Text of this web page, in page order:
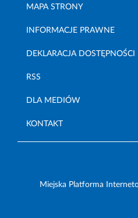
MAPA STRONY
INFORMACJE PRAWNE
DEKLARACJA DOSTĘPNOŚCI
RSS
DLA MEDIÓW
KONTAKT
Miejska Platforma